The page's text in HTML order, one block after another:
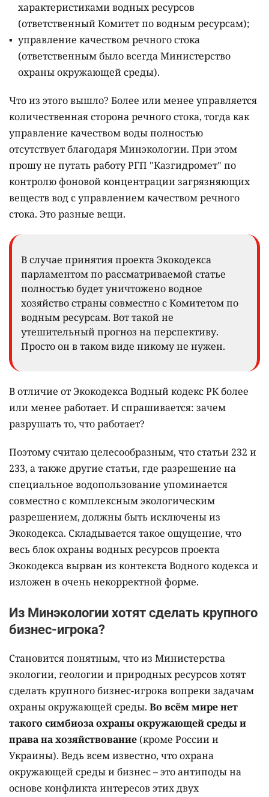
характеристиками водных ресурсов
(ответственный Комитет по водным ресурсам);
управление качеством речного стока
(ответственным было всегда Министерство
охраны окружающей среды).
Что из этого вышло? Более или менее управляется
количественная сторона речного стока, тогда как
управление качеством воды полностью
отсутствует благодаря Минэкологии. При этом
прошу не путать работу РГП "Казгидромет" по
контролю фоновой концентрации загрязняющих
веществ вод с управлением качеством речного
стока. Это разные вещи.
В случае принятия проекта Экокодекса
парламентом по рассматриваемой статье
полностью будет уничтожено водное
хозяйство страны совместно с Комитетом по
водным ресурсам. Вот такой не
утешительный прогноз на перспективу.
Просто он в таком виде никому не нужен.
В отличие от Экокодекса Водный кодекс РК более
или менее работает. И спрашивается: зачем
разрушать то, что работает?
Поэтому считаю целесообразным, что статьи 232 и
233, а также другие статьи, где разрешение на
специальное водопользование упоминается
совместно с комплексным экологическим
разрешением, должны быть исключены из
Экокодекса. Складывается такое ощущение, что
весь блок охраны водных ресурсов проекта
Экокодекса вырван из контекста Водного кодекса и
изложен в очень некорректной форме.
Из Минэкологии хотят сделать крупного
бизнес-игрока?
Становится понятным, что из Министерства
экологии, геологии и природных ресурсов хотят
сделать крупного бизнес-игрока вопреки задачам
охраны окружающей среды. Во всём мире нет
такого симбиоза охраны окружающей среды и
права на хозяйствование (кроме России и
Украины). Ведь всем известно, что охрана
окружающей среды и бизнес – это антиподы на
основе конфликта интересов этих двух